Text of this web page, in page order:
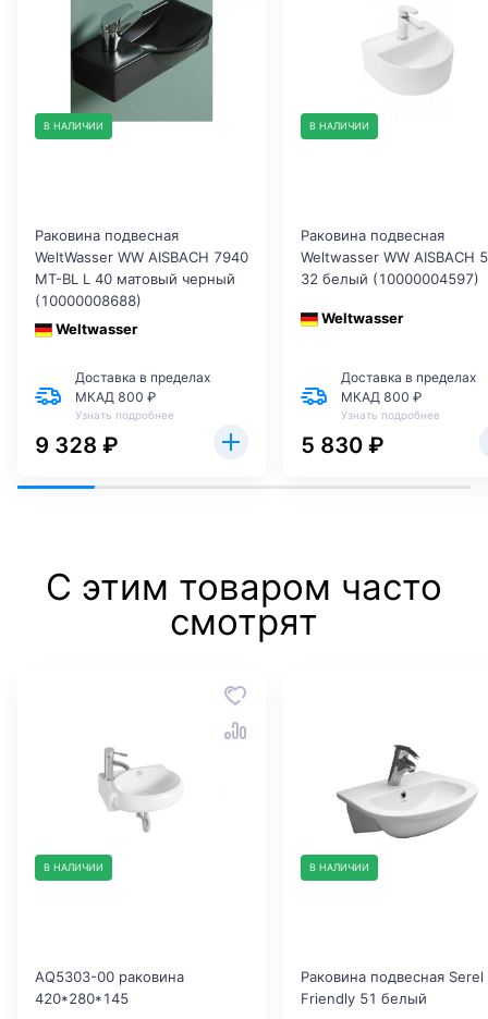
В НАЛИЧИИ
Раковина подвесная
WeltWasser WW AISBACH 7940
MT-BL L 40 матовый черный
(10000008688)
Weltwasser
Доставка в пределах
МКАД 800 ₽
Узнать подробнее
9 328 ₽
В НАЛИЧИИ
Раковина подвесная
Weltwasser WW AISBACH
32 белый (10000004597)
Weltwasser
Доставка в пределах
МКАД 800 ₽
Узнать подробнее
5 830 ₽
С этим товаром часто
смотрят
В НАЛИЧИИ
AQ5303-00 раковина
420*280*145
В НАЛИЧИИ
Раковина подвесная Serel
Friendly 51 белый